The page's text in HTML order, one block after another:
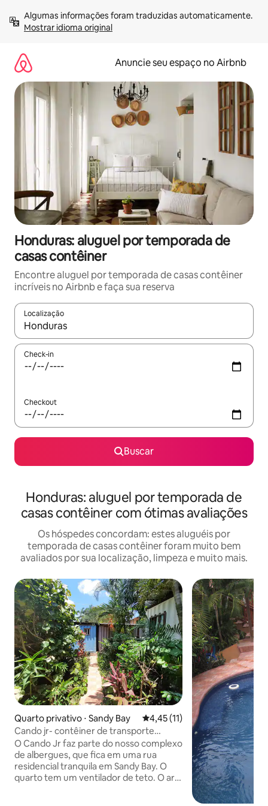
para
Mostrar idioma original
Anuncie seu espaço no Airbnb
Honduras: aluguel por temporada de
casas contêiner
Encontre aluguel por temporada de casas contêiner
incríveis no Airbnb e faça sua reserva
Localização
Quando os resultados estiverem disponíveis, explore-os
Check-in
Checkout
Buscar
Honduras: aluguel por temporada de
casas contêiner com ótimas avaliações
Os hóspedes concordam: estes aluguéis por
temporada de casas contêiner foram muito bem
avaliados por sua localização, limpeza e muito mais.
Quarto privativo ⋅ Sandy Bay 4,45 de uma avaliação média
4,45 (11)
Cando jr- contêiner de transporte
convertido
O Cando Jr faz parte do nosso complexo
de albergues, que fica em uma rua
residencial tranquila em Sandy Bay. O
quarto tem um ventilador de teto. O ar